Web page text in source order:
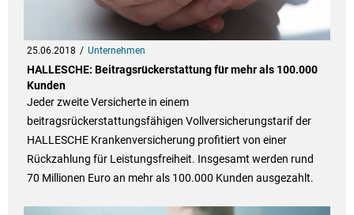
25.06.2018 Unternehmen
HALLESCHE: Beitragsrückerstattung für mehr als 100.000
Kunden
Jeder zweite Versicherte in einem
beitragsrückerstattungsfähigen Vollversicherungstarif der
HALLESCHE Krankenversicherung profitiert von einer
Rückzahlung für Leistungsfreiheit. Insgesamt werden rund
70 Millionen Euro an mehr als 100.000 Kunden ausgezahlt.